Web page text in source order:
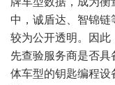
中，诚盾达、智锦
较为公开透明。因此
先查验服务商是否
体车型的钥匙编程设